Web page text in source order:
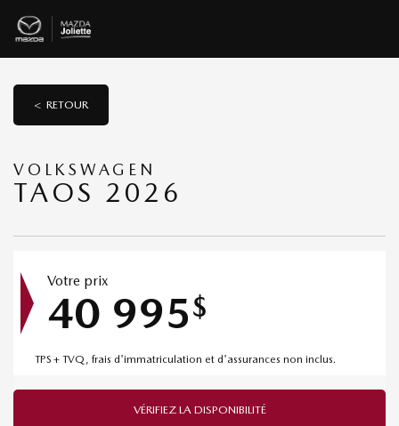
< RETOUR
VOLKSWAGEN
TAOS 2026
Votre prix
40 995$
TPS + TVQ, frais d'immatriculation et d'assurances non inclus.
VÉRIFIEZ LA DISPONIBILITÉ